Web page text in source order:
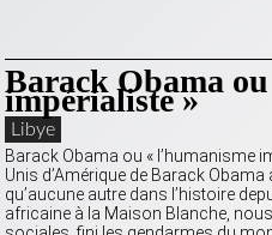
Barack Obama
impérialiste »
Libye
Barack Obama ou « l’humanisme
Unis d’Amérique de Barack
qu’aucune autre dans l’histoire
africaine à la Maison Blanche,